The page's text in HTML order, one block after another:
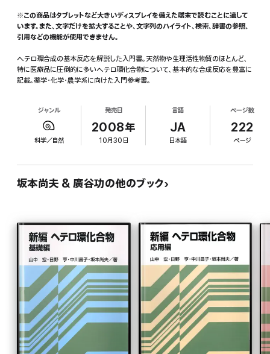
※この商品はタブレットなど大きいディスプレイを備えた端末で読むことに適して
います。また、文字だけを拡大することや、文字列のハイライト、検索、辞書の参照、
引用などの機能が使用できません。
ヘテロ環合成の基本反応を解説した入門書。天然物や生理活性物質のほとんど、
特に医療品に圧倒的に多いヘテロ環化合物について、基本的な合成反応を豊富に
記載。薬学・化学・農学系に向けた入門参考書。
ジャンル
科学／自然
発売日
2008年
10月30日
言語
JA
日本語
ページ数
222
ページ
坂本尚夫 & 廣谷功の他のブック